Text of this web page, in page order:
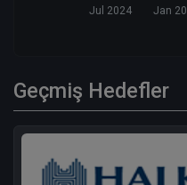
Jul 2024 Jan
Geçmiş Hedefler